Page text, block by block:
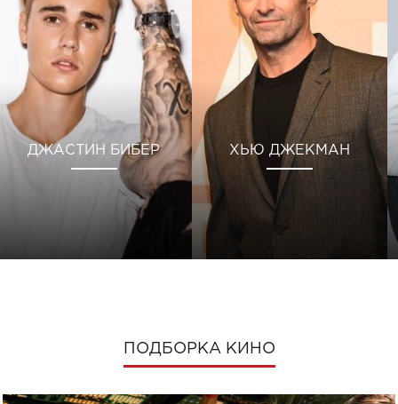
ДЖАСТИН БИБЕР ХЬЮ ДЖЕКМАН
ПОДБОРКА КИНО